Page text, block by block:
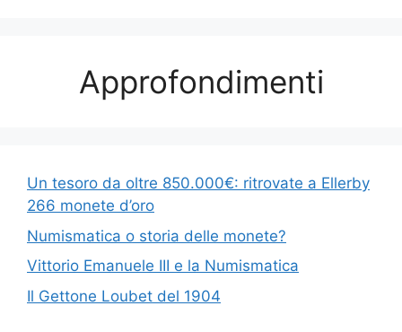
Approfondimenti
Un tesoro da oltre 850.000€: ritrovate a Ellerby
266 monete d’oro
Numismatica o storia delle monete?
Vittorio Emanuele III e la Numismatica
Il Gettone Loubet del 1904